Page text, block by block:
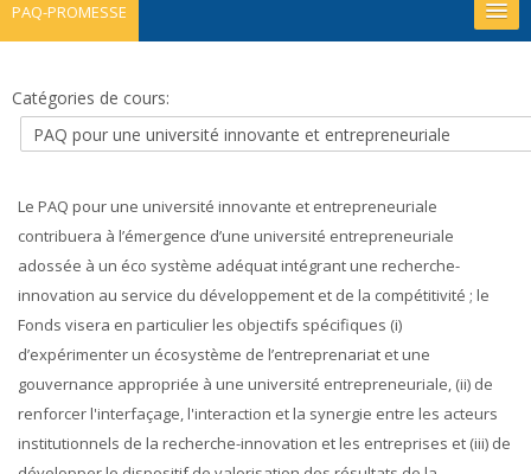
PAQ-PROMESSE
Projets
Français ‎(fr)‎
Rechercher
des
cours
Catégories de cours:
Le PAQ pour une université innovante et entrepreneuriale
contribuera à l’émergence d’une université entrepreneuriale
adossée à un éco système adéquat intégrant une recherche-
innovation au service du développement et de la compétitivité ; le
Fonds visera en particulier les objectifs spécifiques (i)
d’expérimenter un écosystème de l’entreprenariat et une
gouvernance appropriée à une université entrepreneuriale, (ii) de
renforcer l'interfaçage, l'interaction et la synergie entre les acteurs
institutionnels de la recherche-innovation et les entreprises et (iii) de